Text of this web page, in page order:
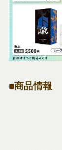
■商品情報